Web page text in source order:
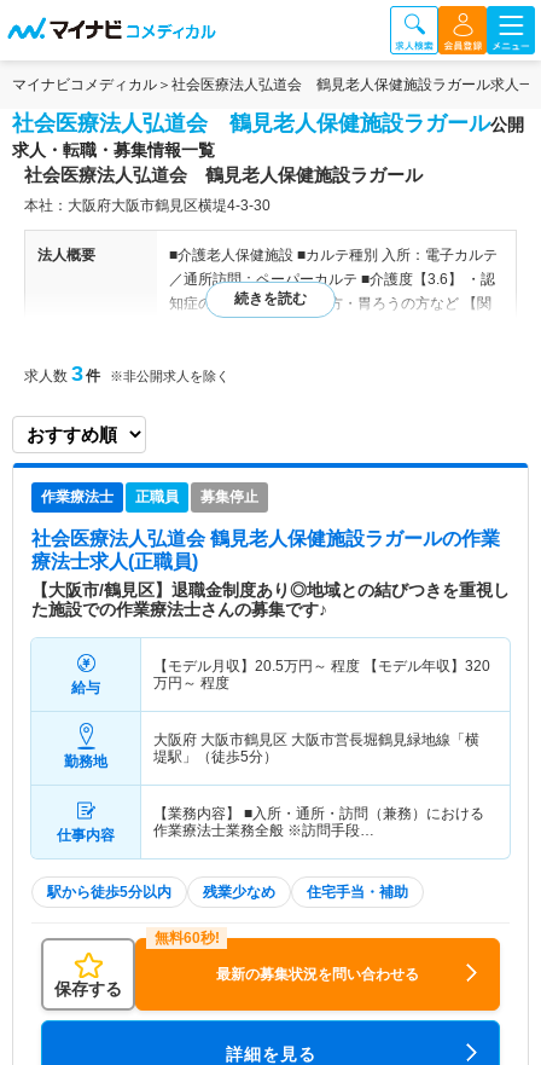
マイナビコメディカル 社会医療法人弘道会 鶴見老人保健施設ラガール求人一
社会医療法人弘道会 鶴見老人保健施設ラガール公開
求人・転職・募集情報一覧
社会医療法人弘道会 鶴見老人保健施設ラガール
本社：大阪府大阪市鶴見区横堤4-3-30
法人概要
■介護老人保健施設 ■カルテ種別 入所：電子カルテ
／通所訪問：ペーパーカルテ ■介護度【3.6】 ・認
知症の方・気管支切開の方・胃ろうの方など 【関
口居宅サービス事業所ラガール／都島PET画像診断
特色
【大手法人が母体！働き方も選べますよ】 ■関西で
心・信頼・貢献できる施設』を目指して日々取り組
んでおり、高度な技術を持ったスタッフを取り揃え
ています。 【働きやすい職場環境です】 ■明るく家
庭的な職場環境です。長く働ける環境が整っていま
すよ♪
求人数 3件 ※非公開求人を除く
作業療法士 正職員 募集停止
社会医療法人弘道会 鶴見老人保健施設ラガールの作業
療法士求人(正職員)
【大阪市/鶴見区】退職金制度あり◎地域との結びつきを重視し
た施設での作業療法士さんの募集です♪
給与
【モデル月収】 20.5万円～ 程度 【モデル年収】 320
万円～ 程度
勤務地
大阪府 大阪市鶴見区 大阪市営長堀鶴見緑地線「横
堤駅」（徒歩5分）
仕事内容
【業務内容】 ■入所・通所・訪問（兼務）における
作業療法士業務全般 ※訪問手段…
駅から徒歩5分以内 残業少なめ 住宅手当・補助
保存する
最新の募集状況を問い合わせる
詳細を見る